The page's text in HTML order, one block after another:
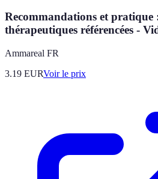
Recommandations et pratique
thérapeutiques référencées -
Ammareal FR
3.19 EURVoir le prix